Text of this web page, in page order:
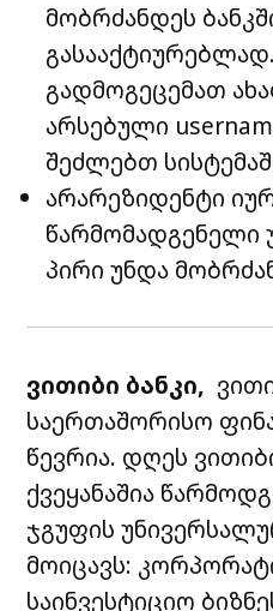
მობრძანდეს
გადმოგეცემათ
არსებული
შეძლებთ
არარეზიდენტი
პირი უნდა
ვითიბი ბანკი,
საერთაშორისო
წევრია. დღეს
ქვეყანაშია
ჯგუფის
მოიცავს:
საინვესტიციო